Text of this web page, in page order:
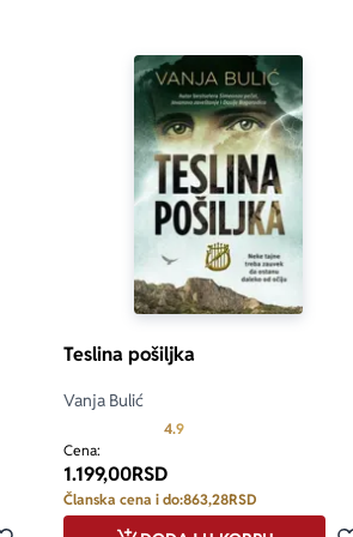
Teslina pošiljka
Vanja Bulić
4.9Prosecna ocena je 4.9 od 5
Cena:
1.199,00RSD
Članska cena i do:863,28RSD